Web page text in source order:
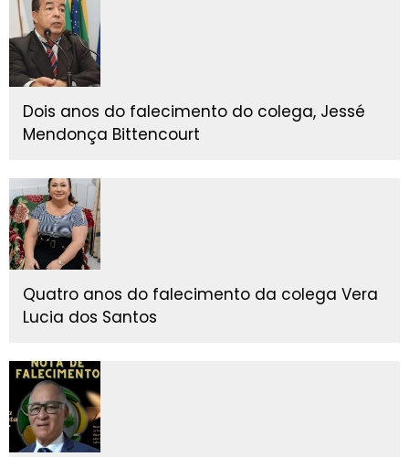
Dois anos do falecimento do colega, Jessé
Mendonça Bittencourt
Quatro anos do falecimento da colega Vera
Lucia dos Santos